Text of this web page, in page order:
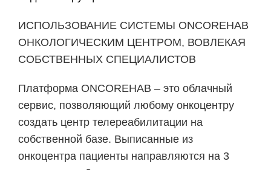
ИСПОЛЬЗОВАНИЕ СИСТЕМЫ ONCOREHAB
ОНКОЛОГИЧЕСКИМ ЦЕНТРОМ, ВОВЛЕКАЯ
СОБСТВЕННЫХ СПЕЦИАЛИСТОВ
Платформа ONCOREHAB – это облачный
сервис, позволяющий любому онкоцентру
создать центр телереабилитации на
собственной базе. Выписанные из
онкоцентра пациенты направляются на 3